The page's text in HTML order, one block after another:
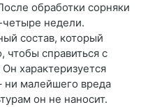
обработки сорняки
недели.
состав, который
чтобы справиться с
характеризуется
ни малейшего вреда
он не наносит.